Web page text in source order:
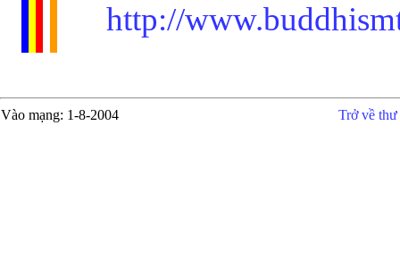
http://
Vào mạng: 1-8-2004 Trở về